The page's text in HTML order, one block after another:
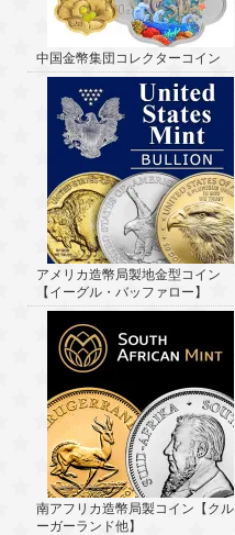
中国金幣集団コレクターコイン
アメリカ造幣局製地金型コイン
【イーグル・バッファロー】
南アフリカ造幣局製コイン【クル
ーガーランド他】